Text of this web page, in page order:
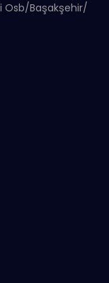
Osb/Başakşehir/